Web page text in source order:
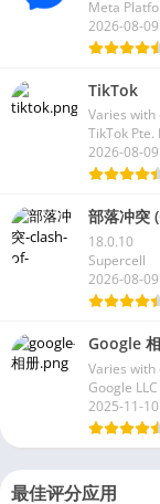
Meta
2026-08-09
TikTok
Varies with
TikTok Pte.
2026-08-09
部落冲突
18.0.10
Supercell
2026-08-09
Google
Varies with
Google LLC
2025-11-10
最佳评分应用